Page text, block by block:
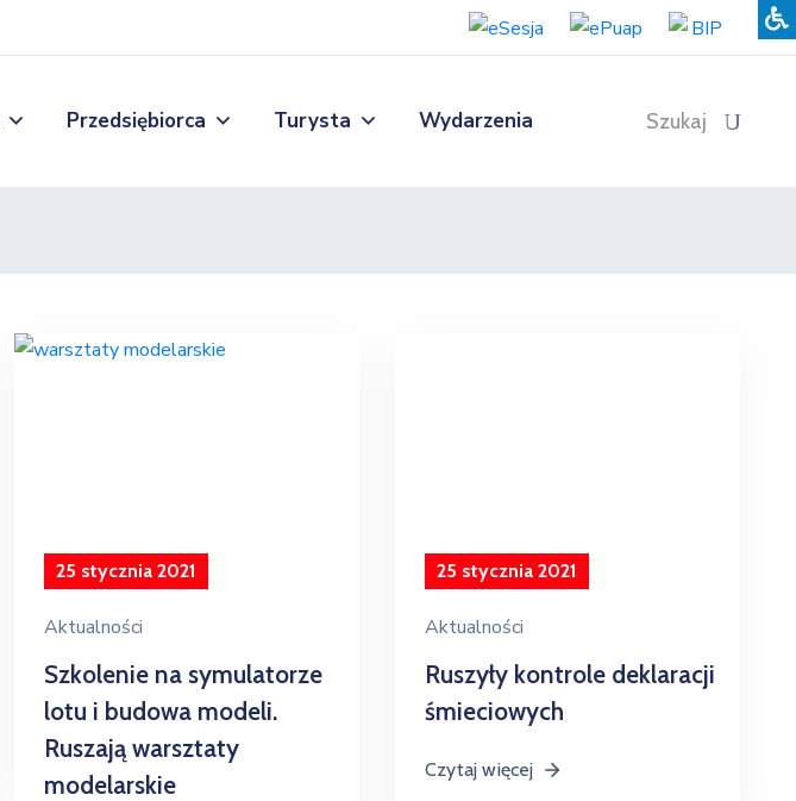
Przedsiębiorca Turysta Wydarzenia Szukaj
25 stycznia 2021
Aktualności
Szkolenie na symulatorze
lotu i budowa modeli.
Ruszają warsztaty
modelarskie
25 stycznia 2021
Aktualności
Ruszyły kontrole deklaracji
śmieciowych
Czytaj więcej